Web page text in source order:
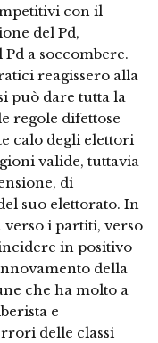
con il
del Pd,
a soccombere.
reagissero alla
può dare tutta la
regole difettose
calo degli elettori
valide, tuttavia
di
suo elettorato. In
verso i partiti, verso
in positivo
della
che ha molto a
e
delle classi